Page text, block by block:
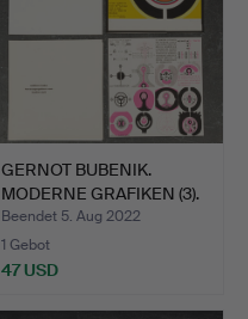
GERNOT BUBENIK.
MODERNE GRAFIKEN (3).
Beendet 5. Aug 2022
1 Gebot
47 USD